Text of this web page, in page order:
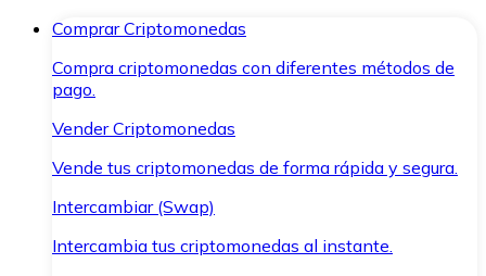
Comprar Criptomonedas
Compra criptomonedas con diferentes métodos de
pago.
Vender Criptomonedas
Vende tus criptomonedas de forma rápida y segura.
Intercambiar (Swap)
Intercambia tus criptomonedas al instante.